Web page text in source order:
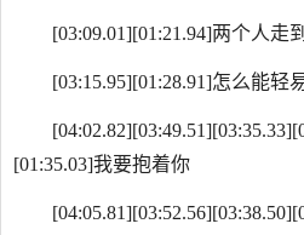
[03:09.01][01:21.94]两个人走
[03:15.95][01:28.91]怎么能轻
[01:35.03]我要抱着你